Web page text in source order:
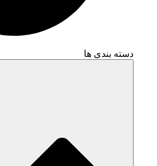
دسته بندی ها